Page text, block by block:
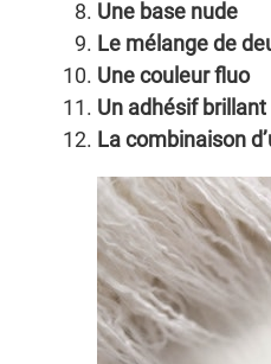
Une base nude
Le mélange de
Une couleur fluo
Un adhésif
La combinaison